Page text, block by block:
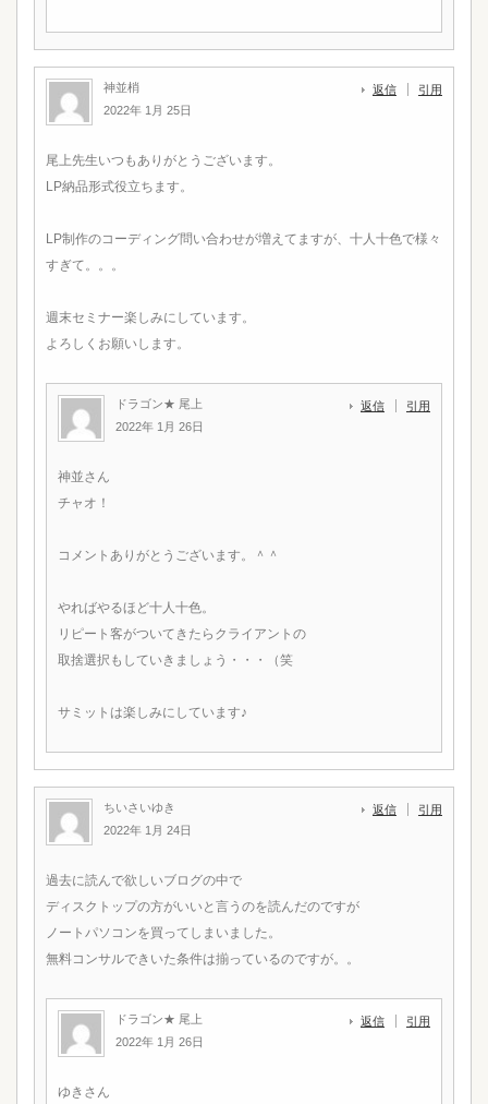
神並梢
2022年 1月 25日
返信 引用
尾上先生いつもありがとうございます。
LP納品形式役立ちます。
LP制作のコーディング問い合わせが増えてますが、十人十色で様々
すぎて。。。
週末セミナー楽しみにしています。
よろしくお願いします。
ドラゴン★ 尾上
2022年 1月 26日
返信 引用
神並さん
チャオ！
コメントありがとうございます。＾＾
やればやるほど十人十色。
リピート客がついてきたらクライアントの
取捨選択もしていきましょう・・・（笑
サミットは楽しみにしています♪
ちいさいゆき
2022年 1月 24日
返信 引用
過去に読んで欲しいブログの中で
ディスクトップの方がいいと言うのを読んだのですが
ノートパソコンを買ってしまいました。
無料コンサルできいた条件は揃っているのですが。。
ドラゴン★ 尾上
2022年 1月 26日
返信 引用
ゆきさん